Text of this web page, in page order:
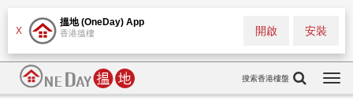
X
搵地 (OneDay) App
香港搵樓 安裝
開啟
搜索香港樓盤